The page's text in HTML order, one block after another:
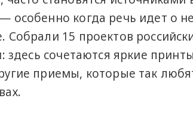
особенно когда речь идет о
Собрали 15 проектов
здесь сочетаются яркие
приемы, которые так